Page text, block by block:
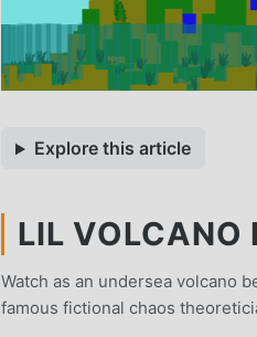
Explore this article
LIL VOLCANO
Watch as an undersea volcano
famous fictional chaos